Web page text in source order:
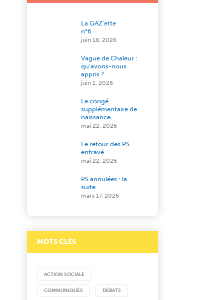
La GAZ’ette
n°6
juin 18, 2026
Vague de Chaleur :
qu’avons-nous
appris ?
juin 1, 2026
Le congé
supplémentaire de
naissance
mai 22, 2026
Le retour des PS
entravé
mai 22, 2026
PS annulées : la
suite
mars 17, 2026
MOTS CLÉS
ACTION SOCIALE
COMMUNIQUÉS DÉBATS